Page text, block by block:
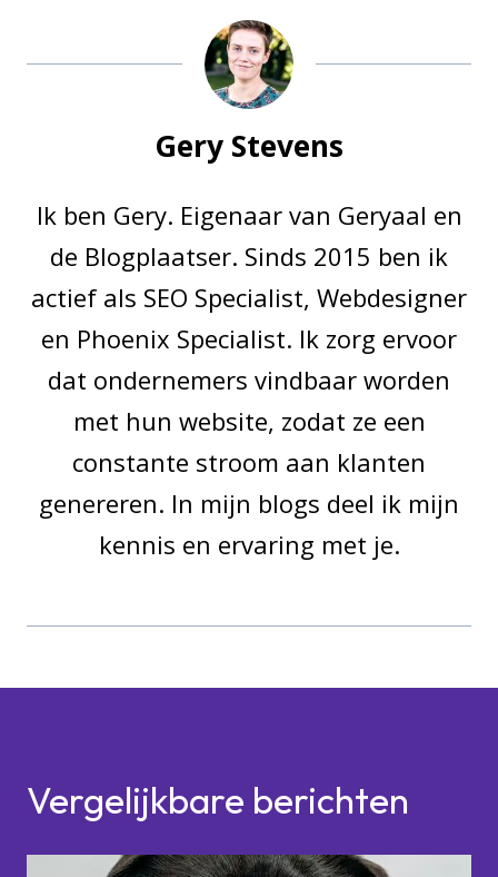
Gery Stevens
Ik ben Gery. Eigenaar van Geryaal en
de Blogplaatser. Sinds 2015 ben ik
actief als SEO Specialist, Webdesigner
en Phoenix Specialist. Ik zorg ervoor
dat ondernemers vindbaar worden
met hun website, zodat ze een
constante stroom aan klanten
genereren. In mijn blogs deel ik mijn
kennis en ervaring met je.
Vergelijkbare berichten